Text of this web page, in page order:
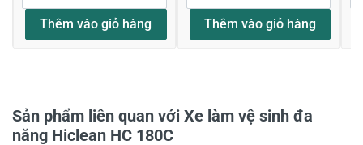
Đánh giá sao
Thêm vào giỏ hàng Thêm vào giỏ hàng
Sản phẩm liên quan với Xe làm vệ sinh đa
năng Hiclean HC 180C